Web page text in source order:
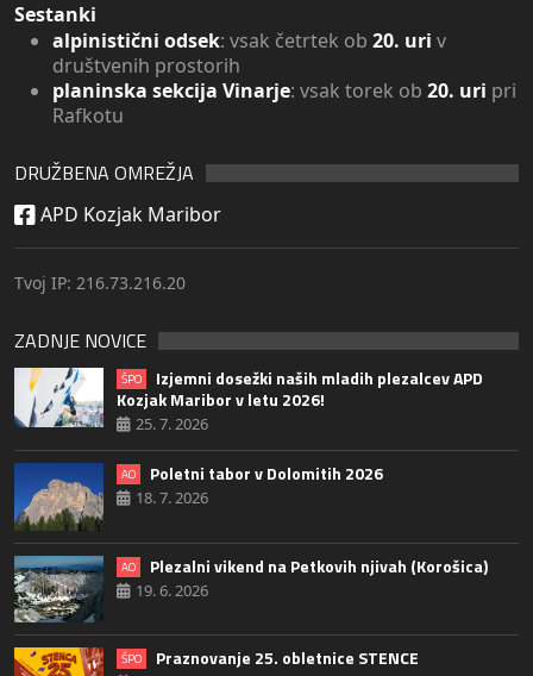
Sestanki
alpinistični odsek: vsak četrtek ob 20. uri v
društvenih prostorih
planinska sekcija Vinarje: vsak torek ob 20. uri pri
Rafkotu
DRUŽBENA OMREŽJA
APD Kozjak Maribor
Tvoj IP: 216.73.216.20
ZADNJE NOVICE
ŠPO
Izjemni dosežki naših mladih plezalcev APD
Kozjak Maribor v letu 2026!
25. 7. 2026
AO Poletni tabor v Dolomitih 2026
18. 7. 2026
AO Plezalni vikend na Petkovih njivah (Korošica)
19. 6. 2026
ŠPO Praznovanje 25. obletnice STENCE